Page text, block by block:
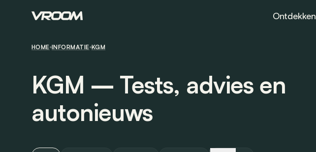
Ontdekken
HOME INFORMATIE KGM
KGM ― Tests, advies en
autonieuws